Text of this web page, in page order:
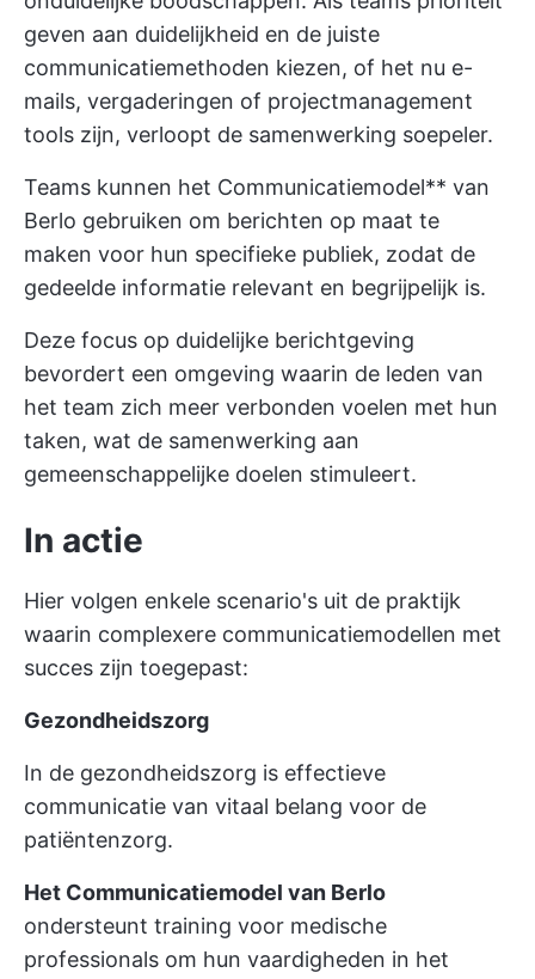
geven aan duidelijkheid en de juiste
communicatiemethoden kiezen, of het nu e-
mails, vergaderingen of projectmanagement
tools zijn, verloopt de samenwerking soepeler.
Teams kunnen het Communicatiemodel** van
Berlo gebruiken om berichten op maat te
maken voor hun specifieke publiek, zodat de
gedeelde informatie relevant en begrijpelijk is.
Deze focus op duidelijke berichtgeving
bevordert een omgeving waarin de leden van
het team zich meer verbonden voelen met hun
taken, wat de samenwerking aan
gemeenschappelijke doelen stimuleert.
In actie
Hier volgen enkele scenario's uit de praktijk
waarin complexere communicatiemodellen met
succes zijn toegepast:
Gezondheidszorg
In de gezondheidszorg is effectieve
communicatie van vitaal belang voor de
patiëntenzorg.
Het Communicatiemodel van Berlo
ondersteunt training voor medische
professionals om hun vaardigheden in het